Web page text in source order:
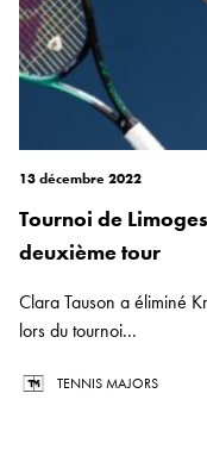
13 décembre 2022
Tournoi de
deuxième tour
Clara Tauson a éliminé
lors du tournoi...
TENNIS MAJORS